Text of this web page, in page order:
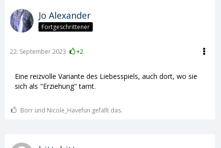
Jo Alexander
Fortgeschrittener
22. September 2023 +2
Eine reizvolle Variante des Liebesspiels, auch dort, wo sie
sich als "Erziehung" tarnt.
Borr und Nicole_Havefun gefällt das.